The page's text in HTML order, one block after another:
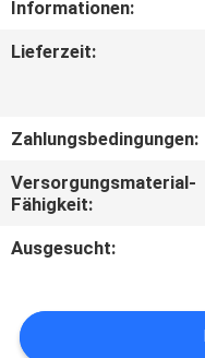
KONTAKTIERE
FORDERN
SIE
ZITAT
SITEMAP
Informationen:
Lieferzeit:
Zahlungsbedingungen:
Versorgungsmaterial-
Fähigkeit:
Ausgesucht: